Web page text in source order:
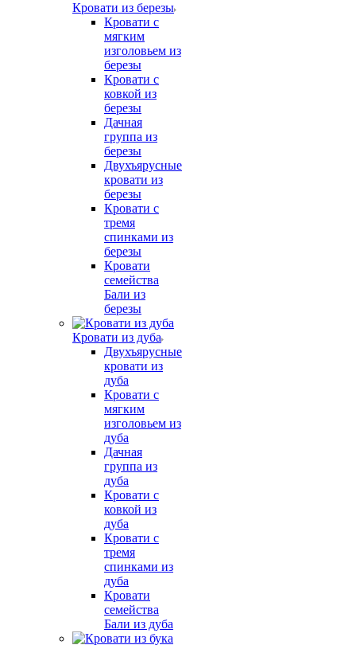
Кровати из березы
Кровати с
мягким
изголовьем из
березы
Кровати с
ковкой из
березы
Дачная
группа из
березы
Двухъярусные
кровати из
березы
Кровати с
тремя
спинками из
березы
Кровати
семейства
Бали из
березы
Кровати из дуба
Двухъярусные
кровати из
дуба
Кровати с
мягким
изголовьем из
дуба
Дачная
группа из
дуба
Кровати с
ковкой из
дуба
Кровати с
тремя
спинками из
дуба
Кровати
семейства
Бали из дуба